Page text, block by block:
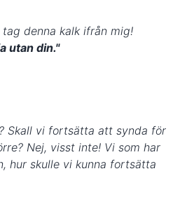
denna kalk ifrån mig!
utan din."
Skall vi fortsätta att synda för
Nej, visst inte! Vi som har
hur skulle vi kunna fortsätta